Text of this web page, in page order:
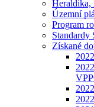
Heraldika,
Územní
Program
Standardy
Získané